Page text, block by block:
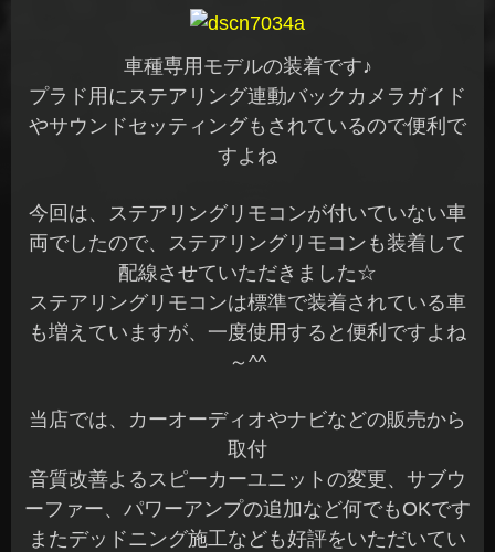
車種専用モデルの装着です♪
プラド用にステアリング連動バックカメラガイド
やサウンドセッティングもされているので便利で
すよね
今回は、ステアリングリモコンが付いていない車
両でしたので、ステアリングリモコンも装着して
配線させていただきました☆
ステアリングリモコンは標準で装着されている車
も増えていますが、一度使用すると便利ですよね
～^^
当店では、カーオーディオやナビなどの販売から
取付
音質改善よるスピーカーユニットの変更、サブウ
ーファー、パワーアンプの追加など何でもOKです
またデッドニング施工なども好評をいただいてい